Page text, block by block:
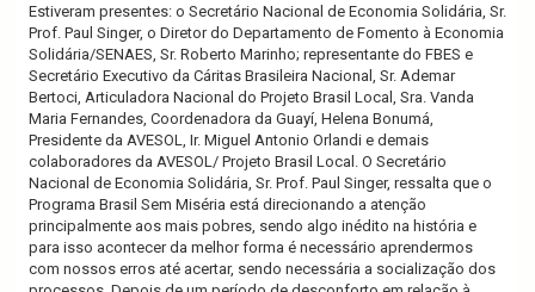
Estiveram presentes: o Secretário Nacional de Economia Solidária, Sr.
Prof. Paul Singer, o Diretor do Departamento de Fomento à Economia
Solidária/SENAES, Sr. Roberto Marinho; representante do FBES e
Secretário Executivo da Cáritas Brasileira Nacional, Sr. Ademar
Bertoci, Articuladora Nacional do Projeto Brasil Local, Sra. Vanda
Maria Fernandes, Coordenadora da Guayí, Helena Bonumá,
Presidente da AVESOL, Ir. Miguel Antonio Orlandi e demais
colaboradores da AVESOL/ Projeto Brasil Local. O Secretário
Nacional de Economia Solidária, Sr. Prof. Paul Singer, ressalta que o
Programa Brasil Sem Miséria está direcionando a atenção
principalmente aos mais pobres, sendo algo inédito na história e
para isso acontecer da melhor forma é necessário aprendermos
com nossos erros até acertar, sendo necessária a socialização dos